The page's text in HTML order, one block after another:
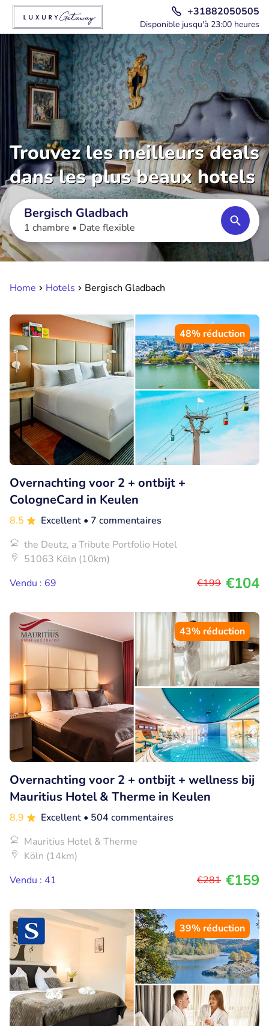
+31882050505
Disponible jusqu'à 23:00 heures
Trouvez les meilleurs deals
dans les plus beaux hotels
Bergisch Gladbach
1 chambre • Date flexible
Home Hotels Bergisch Gladbach
48% réduction
Overnachting voor 2 + ontbijt +
CologneCard in Keulen
8.5 Excellent • 7 commentaires
the Deutz, a Tribute Portfolio Hotel
51063 Köln (10km)
Vendu : 69
€199 €104
43% réduction
Overnachting voor 2 + ontbijt + wellness bij
Mauritius Hotel & Therme in Keulen
8.9 Excellent • 504 commentaires
Mauritius Hotel & Therme
Köln (14km)
Vendu : 41
€281 €159
39% réduction